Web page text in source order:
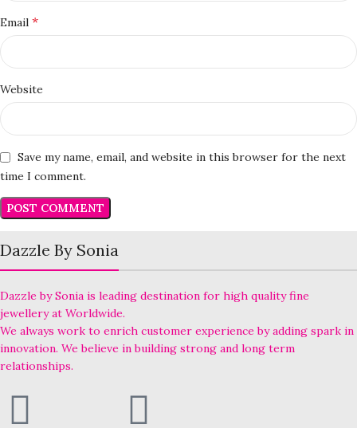
Email *
Website
Save my name, email, and website in this browser for the next
time I comment.
Dazzle By Sonia
Dazzle by Sonia is leading destination for high quality fine
jewellery at Worldwide.
We always work to enrich customer experience by adding spark in
innovation. We believe in building strong and long term
relationships.